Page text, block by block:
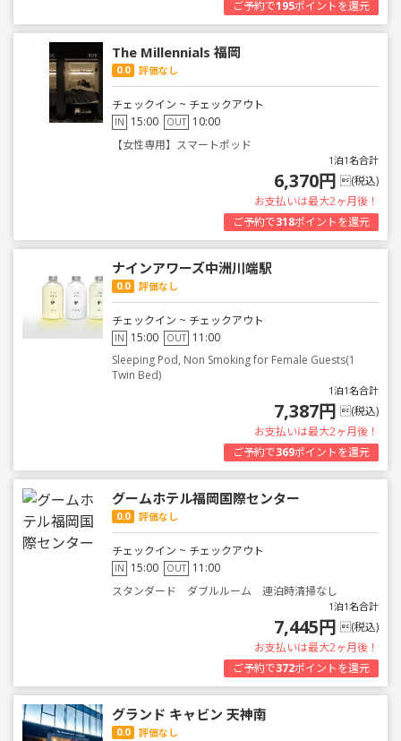
ご予約で195ポイントを還元
The Millennials 福岡
0.0 評価なし
チェックイン ~ チェックアウト
IN 15:00 OUT 10:00
【女性専用】スマートポッド
1泊1名合計
6,370円 (税込)
お支払いは最大2ヶ月後！
ご予約で318ポイントを還元
ナインアワーズ中洲川端駅
0.0 評価なし
チェックイン ~ チェックアウト
IN 15:00 OUT 11:00
Sleeping Pod, Non Smoking for Female Guests(1
Twin Bed)
1泊1名合計
7,387円 (税込)
お支払いは最大2ヶ月後！
ご予約で369ポイントを還元
グームホテル福岡国際センター
0.0 評価なし
チェックイン ~ チェックアウト
IN 15:00 OUT 11:00
スタンダード ダブルルーム 連泊時清掃なし
1泊1名合計
7,445円 (税込)
お支払いは最大2ヶ月後！
ご予約で372ポイントを還元
グランド キャビン 天神南
0.0 評価なし